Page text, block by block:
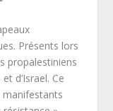
Présents lors
propalestiniens
d’Israel. Ce